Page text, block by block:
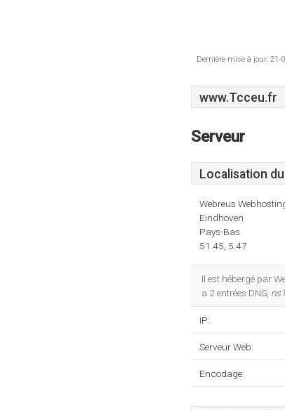
Dernière mise à jour: 21-
www.Tcceu.fr
Serveur
Localisation
Webreus
Eindhoven
Pays-Bas
51.45, 5.47
Il est hébergé par
a 2 entrées DNS,
IP:
Serveur Web:
Encodage: